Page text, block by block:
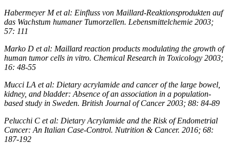
Habermeyer M et al: Einfluss von Maillard-Reaktionsprodukten auf
das Wachstum humaner Tumorzellen. Lebensmittelchemie 2003;
57: 111
Marko D et al: Maillard reaction products modulating the growth of
human tumor cells in vitro. Chemical Research in Toxicology 2003;
16: 48-55
Mucci LA et al: Dietary acrylamide and cancer of the large bowel,
kidney, and bladder: Absence of an association in a population-
based study in Sweden. British Journal of Cancer 2003; 88: 84-89
Pelucchi C et al: Dietary Acrylamide and the Risk of Endometrial
Cancer: An Italian Case-Control. Nutrition & Cancer. 2016; 68:
187-192